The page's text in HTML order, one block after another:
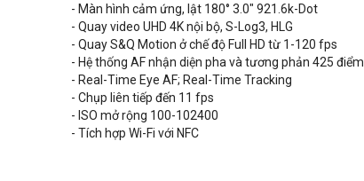
- Màn hình cảm ứng, lật 180° 3.0" 921.6k-Dot
- Quay video UHD 4K nội bộ, S-Log3, HLG
- Quay S&Q Motion ở chế độ Full HD từ 1-120 fps
- Hệ thống AF nhận diện pha và tương phản 425 điểm
- Real-Time Eye AF; Real-Time Tracking
- Chụp liên tiếp đến 11 fps
- ISO mở rộng 100-102400
- Tích hợp Wi-Fi với NFC